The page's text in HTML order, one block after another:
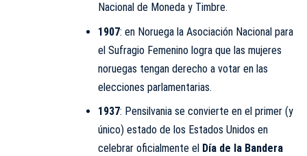
Nacional de Moneda y Timbre.
1907: en Noruega la Asociación Nacional para
el Sufragio Femenino logra que las mujeres
noruegas tengan derecho a votar en las
elecciones parlamentarias.
1937: Pensilvania se convierte en el primer (y
único) estado de los Estados Unidos en
celebrar oficialmente el Día de la Bandera